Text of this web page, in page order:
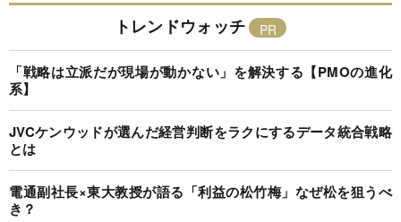
トレンドウォッチ
「戦略は立派だが現場が動かない」を解決する【PMOの進化
系】
JVCケンウッドが選んだ経営判断をラクにするデータ統合戦略
とは
電通副社長×東大教授が語る「利益の松竹梅」なぜ松を狙うべ
き？